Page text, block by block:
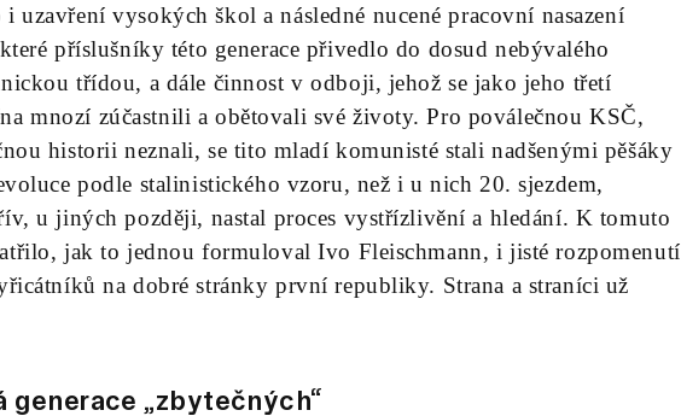
uzavření vysokých škol a následné nucené pracovní nasazení
příslušníky této generace přivedlo do dosud nebývalého
třídou, a dále činnost v odboji, jehož se jako jeho třetí
mnozí zúčastnili a obětovali své životy. Pro poválečnou KSČ,
historii neznali, se tito mladí komunisté stali nadšenými pěšáky
podle stalinistického vzoru, než i u nich 20. sjezdem,
u jiných později, nastal proces vystřízlivění a hledání. K tomuto
jak to jednou formuloval Ivo Fleischmann, i jisté rozpomenutí
na dobré stránky první republiky. Strana a straníci už
generace „zbytečných“